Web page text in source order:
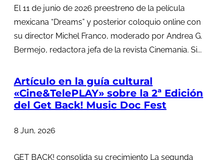
El 11 de junio de 2026 preestreno de la película
mexicana “Dreams” y posterior coloquio online con
su director Michel Franco, moderado por Andrea G.
Bermejo, redactora jefa de la revista Cinemania. Si...
Artículo en la guía cultural
«Cine&TelePLAY» sobre la 2ª Edición
del Get Back! Music Doc Fest
8 Jun, 2026
GET BACK! consolida su crecimiento La segunda